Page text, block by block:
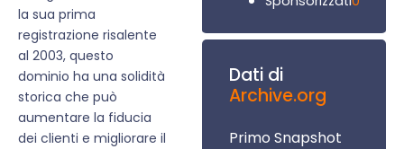
la sua prima
registrazione risalente
al 2003, questo
dominio ha una solidità
storica che può
aumentare la fiducia
dei clienti e migliorare il
Dati di
Archive.org
Primo Snapshot